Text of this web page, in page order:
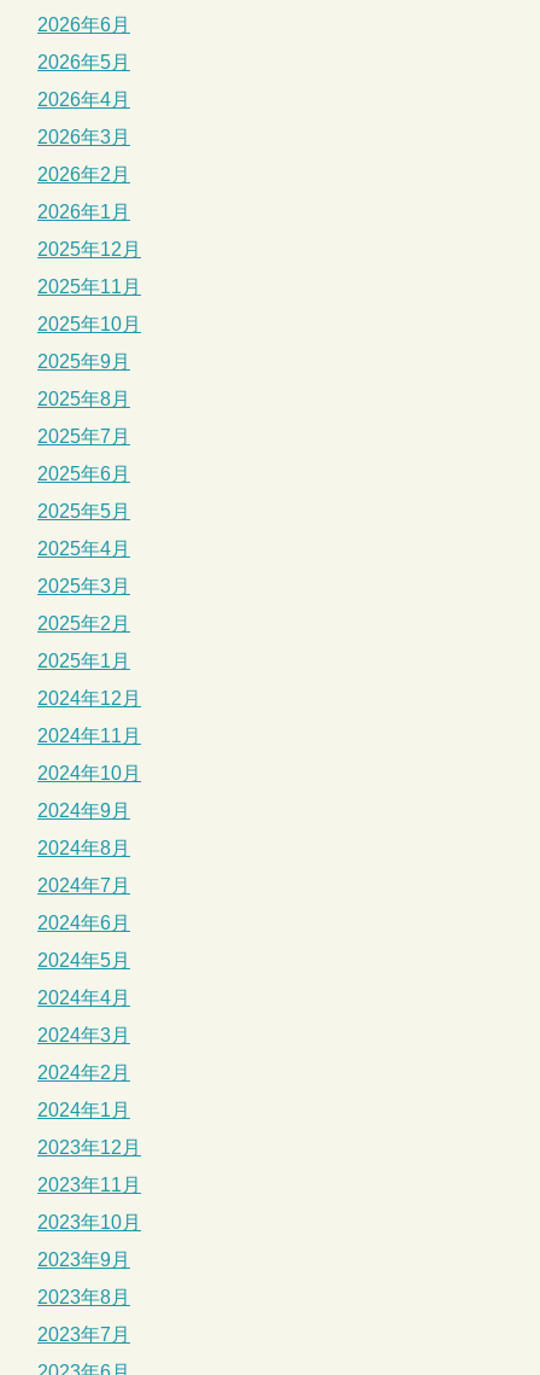
2026年6月
2026年5月
2026年4月
2026年3月
2026年2月
2026年1月
2025年12月
2025年11月
2025年10月
2025年9月
2025年8月
2025年7月
2025年6月
2025年5月
2025年4月
2025年3月
2025年2月
2025年1月
2024年12月
2024年11月
2024年10月
2024年9月
2024年8月
2024年7月
2024年6月
2024年5月
2024年4月
2024年3月
2024年2月
2024年1月
2023年12月
2023年11月
2023年10月
2023年9月
2023年8月
2023年7月